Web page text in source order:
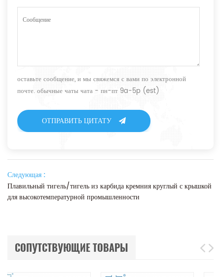
оставьте сообщение, и мы свяжемся с вами по электронной
почте. обычные чаты чата - пн-пт 9a-5p (est)
ОТПРАВИТЬ ЦИТАТУ
Следующая :
Плавильный тигель/тигель из карбида кремния круглый с крышкой
для высокотемпературной промышленности
СОПУТСТВУЮЩИЕ ТОВАРЫ